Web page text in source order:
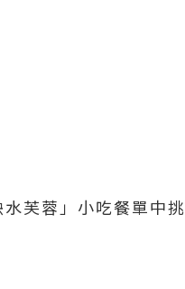
芙蓉」小吃餐單中挑